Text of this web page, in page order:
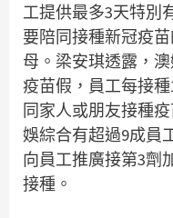
工提供最多3天特別
要陪同接種新冠疫
母。梁安琪透露，
疫苗假，員工每接
同家人或朋友接種
娛綜合有超過9成員
向員工推廣接第3劑
接種。